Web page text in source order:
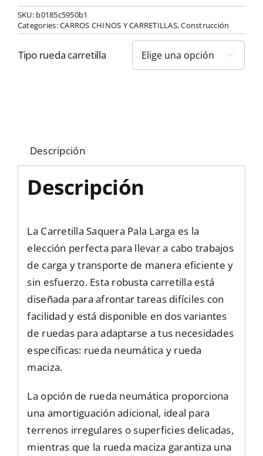
SKU: b0185c5950b1
Categories:CARROS CHINOS Y CARRETILLAS,Construcción
Tipo rueda carretilla 
Descripción
Descripción
La Carretilla Saquera Pala Larga es la
elección perfecta para llevar a cabo trabajos
de carga y transporte de manera eficiente y
sin esfuerzo. Esta robusta carretilla está
diseñada para afrontar tareas difíciles con
facilidad y está disponible en dos variantes
de ruedas para adaptarse a tus necesidades
específicas: rueda neumática y rueda
maciza.
La opción de rueda neumática proporciona
una amortiguación adicional, ideal para
terrenos irregulares o superficies delicadas,
mientras que la rueda maciza garantiza una